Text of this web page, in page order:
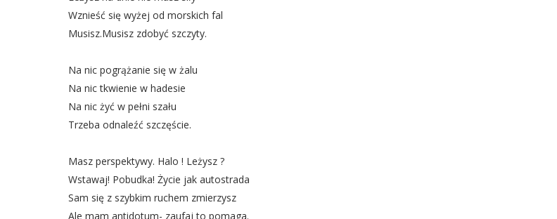
Wznieść się wyżej od morskich fal
Musisz.Musisz zdobyć szczyty.
Na nic pogrążanie się w żalu
Na nic tkwienie w hadesie
Na nic żyć w pełni szału
Trzeba odnaleźć szczęście.
Masz perspektywy. Halo ! Leżysz ?
Wstawaj! Pobudka! Życie jak autostrada
Sam się z szybkim ruchem zmierzysz
Ale mam antidotum- zaufaj to pomaga.